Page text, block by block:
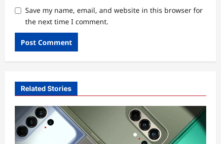
Save my name, email, and website in this browser for
the next time I comment.
Related Stories